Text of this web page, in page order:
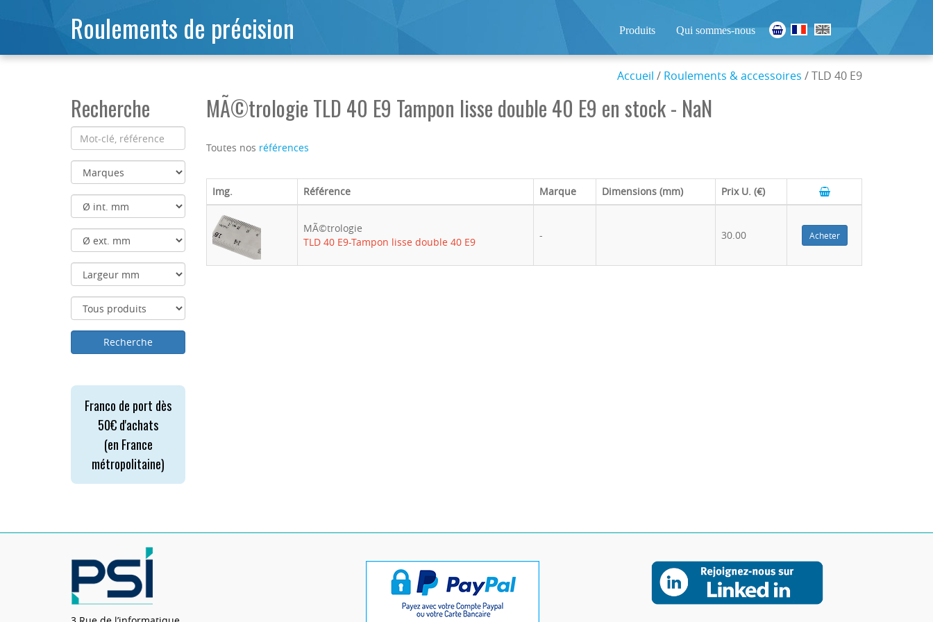
Roulements de précision Produits Qui sommes-nous
Accueil / Roulements & accessoires / TLD 40 E9
Recherche
Franco de port dès
50€ d'achats
(en France
métropolitaine)
MÃ©trologie TLD 40 E9 Tampon lisse double 40 E9 en stock - NaN
Toutes nos références
Img. Référence Marque Dimensions (mm) Prix U. (€)
MÃ©trologie
TLD 40 E9-Tampon lisse double 40 E9
- 30.00 Acheter